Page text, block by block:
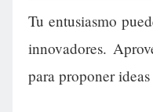
Tu entusiasmo
innovadores.
para proponer ideas